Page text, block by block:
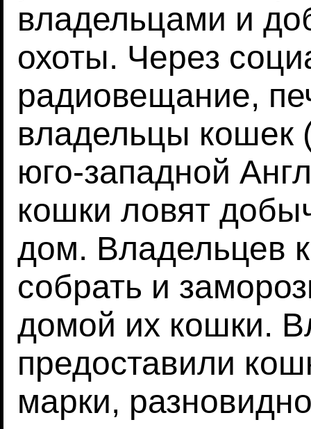
владельцами и
охоты. Через
радиовещание,
владельцы кошек
юго-западной
кошки ловят
дом. Владельцев
собрать и
домой их кошки.
предоставили
марки,